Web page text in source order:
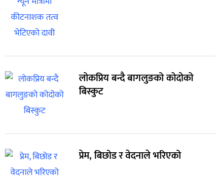
लोकप्रिय बन्दै बागलुङको कोदोको
बिस्कुट
प्रेम, बिछोड र वेदनाले भरिएको